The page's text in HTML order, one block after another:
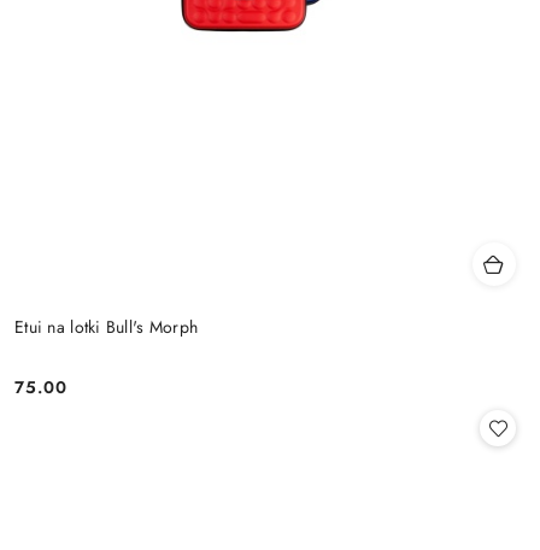
Etui na lotki Bull's Morph
Cena:
75.00